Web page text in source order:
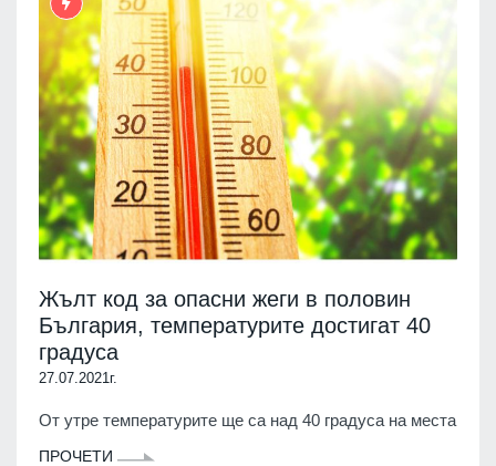
Жълт код за опасни жеги в половин
България, температурите достигат 40
градуса
27.07.2021г.
От утре температурите ще са над 40 градуса на места
ПРОЧЕТИ